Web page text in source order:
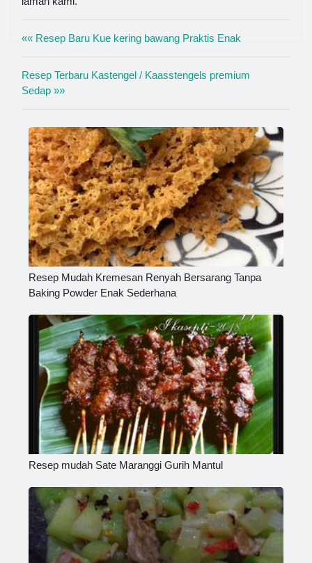
«« Resep Baru Kue kering bawang Praktis Enak
Resep Terbaru Kastengel / Kaasstengels premium
Sedap »»
Resep Mudah Kremesan Renyah Bersarang Tanpa
Baking Powder Enak Sederhana
Resep mudah Sate Maranggi Gurih Mantul